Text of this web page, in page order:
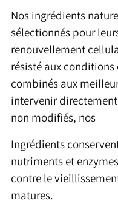
Nos ingrédients
sélectionnés pour
renouvellement
résisté aux
combinés aux
intervenir
non modifiés, nos
Ingrédients
nutriments et
contre le
matures.